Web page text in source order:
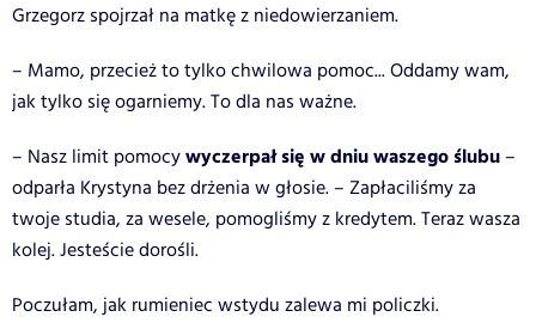
Grzegorz spojrzał na matkę z niedowierzaniem.
– Mamo, przecież to tylko chwilowa pomoc... Oddamy wam,
jak tylko się ogarniemy. To dla nas ważne.
– Nasz limit pomocywyczerpał się w dniu waszego ślubu –
odparła Krystyna bez drżenia w głosie. – Zapłaciliśmy za
twoje studia, za wesele, pomogliśmy z kredytem. Teraz wasza
kolej. Jesteście dorośli.
Poczułam, jak rumieniec wstydu zalewa mi policzki.